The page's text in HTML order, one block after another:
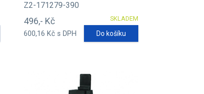
Z2-171279-390
SKLADEM
496,- Kč
600,16 Kč s DPH Do košíku